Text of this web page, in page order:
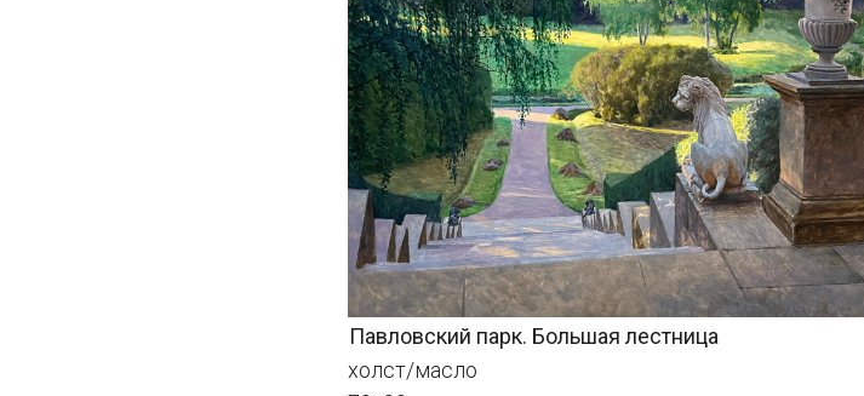
Павловский парк. Большая лестница
холст/масло
70х90